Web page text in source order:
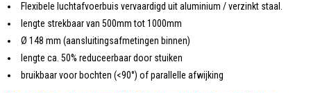
Flexibele luchtafvoerbuis vervaardigd uit aluminium / verzinkt staal.
lengte strekbaar van 500mm tot 1000mm
Ø 148 mm (aansluitingsafmetingen binnen)
lengte ca. 50% reduceerbaar door stuiken
bruikbaar voor bochten (<90°) of parallelle afwijking